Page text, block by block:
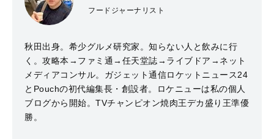
フードジャーナリスト
秋田出身。希少グルメ研究家。知らない人と飲みに行
く。攻略本→ファミ通→任天堂誌→ライブドア→ネット
メディアコンサル。ガジェット通信ロケットニュース24
とPouchの初代編集長・創設者。ロケニューは私の個人
ブログから開始。TVチャンピオン焼肉王デカ盛り王準優
勝。